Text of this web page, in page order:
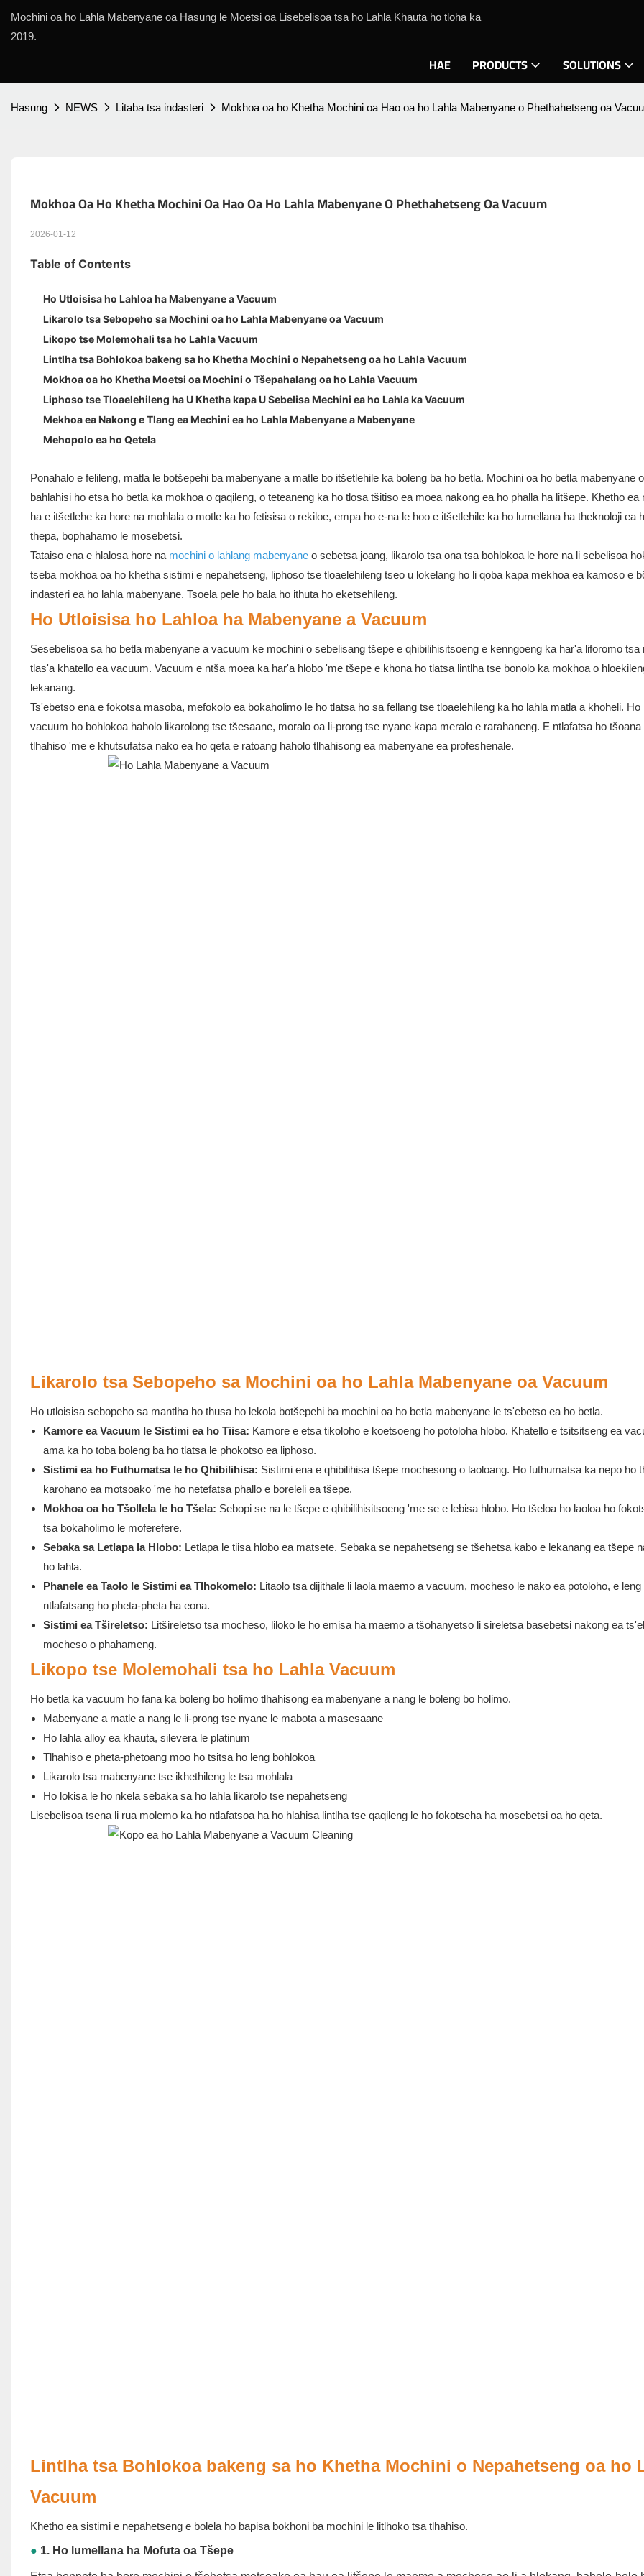
Mochini oa ho Lahla Mabenyane oa Hasung le Moetsi oa Lisebelisoa tsa ho Lahla Khauta ho tloha ka
2019.
HAE PRODUCTS SOLUTIONS
Hasung NEWS Litaba tsa indasteri Mokhoa oa ho Khetha Mochini oa Hao oa ho Lahla Mabenyane o Phethahetseng oa
Mokhoa Oa Ho Khetha Mochini Oa Hao Oa Ho Lahla Mabenyane O Phethahetseng Oa Vacuum
2026-01-12
Table of Contents
Ho Utloisisa ho Lahloa ha Mabenyane a Vacuum
Likarolo tsa Sebopeho sa Mochini oa ho Lahla Mabenyane oa Vacuum
Likopo tse Molemohali tsa ho Lahla Vacuum
Lintlha tsa Bohlokoa bakeng sa ho Khetha Mochini o Nepahetseng oa ho Lahla Vacuum
Mokhoa oa ho Khetha Moetsi oa Mochini o Tšepahalang oa ho Lahla Vacuum
Liphoso tse Tloaelehileng ha U Khetha kapa U Sebelisa Mechini ea ho Lahla ka Vacuum
Mekhoa ea Nakong e Tlang ea Mechini ea ho Lahla Mabenyane a Mabenyane
Mehopolo ea ho Qetela
Ponahalo e felileng, matla le botšepehi ba mabenyane a matle bo itšetlehile ka boleng ba ho betla. Mochini oa ho betla mabenyane
bahlahisi ho etsa ho betla ka mokhoa o qaqileng, o teteaneng ka ho tlosa tšitiso ea moea nakong ea ho phalla ha litšepe. Khetho ea
ha e itšetlehe ka hore na mohlala o motle ka ho fetisisa o rekiloe, empa ho e-na le hoo e itšetlehile ka ho lumellana ha theknoloji ea
thepa, bophahamo le mosebetsi.
Tataiso ena e hlalosa hore na mochini o lahlang mabenyaneo sebetsa joang, likarolo tsa ona tsa bohlokoa le hore na li sebelisoa
tseba mokhoa oa ho khetha sistimi e nepahetseng, liphoso tse tloaelehileng tseo u lokelang ho li qoba kapa mekhoa ea kamoso e
indasteri ea ho lahla mabenyane. Tsoela pele ho bala ho ithuta ho eketsehileng.
Ho Utloisisa ho Lahloa ha Mabenyane a Vacuum
Sesebelisoa sa ho betla mabenyane a vacuum ke mochini o sebelisang tšepe e qhibilihisitsoeng e kenngoeng ka har'a liforomo tsa
tlas'a khatello ea vacuum. Vacuum e ntša moea ka har'a hlobo 'me tšepe e khona ho tlatsa lintlha tse bonolo ka mokhoa o
lekanang.
Ts'ebetso ena e fokotsa masoba, mefokolo ea bokaholimo le ho tlatsa ho sa fellang tse tloaelehileng ka ho lahla matla a khoheli. Ho
vacuum ho bohlokoa haholo likarolong tse tšesaane, moralo oa li-prong tse nyane kapa meralo e rarahaneng. E ntlafatsa ho tšoana
tlhahiso 'me e khutsufatsa nako ea ho qeta e ratoang haholo tlhahisong ea mabenyane ea profeshenale.
Likarolo tsa Sebopeho sa Mochini oa ho Lahla Mabenyane oa Vacuum
Ho utloisisa sebopeho sa mantlha ho thusa ho lekola botšepehi ba mochini oa ho betla mabenyane le ts'ebetso ea ho betla.
Kamore ea Vacuum le Sistimi ea ho Tiisa: Kamore e etsa tikoloho e koetsoeng ho potoloha hlobo. Khatello e tsitsitseng ea
ama ka ho toba boleng ba ho tlatsa le phokotso ea liphoso.
Sistimi ea ho Futhumatsa le ho Qhibilihisa: Sistimi ena e qhibilihisa tšepe mochesong o laoloang. Ho futhumatsa ka nepo ho
karohano ea motsoako 'me ho netefatsa phallo e boreleli ea tšepe.
Mokhoa oa ho Tšollela le ho Tšela: Sebopi se na le tšepe e qhibilihisitsoeng 'me se e lebisa hlobo. Ho tšeloa ho laoloa ho
tsa bokaholimo le moferefere.
Sebaka sa Letlapa la Hlobo: Letlapa le tiisa hlobo ea matsete. Sebaka se nepahetseng se tšehetsa kabo e lekanang ea tšepe
ho lahla.
Phanele ea Taolo le Sistimi ea Tlhokomelo: Litaolo tsa dijithale li laola maemo a vacuum, mocheso le nako ea potoloho, e leng
ntlafatsang ho pheta-pheta ha eona.
Sistimi ea Tšireletso: Litšireletso tsa mocheso, liloko le ho emisa ha maemo a tšohanyetso li sireletsa basebetsi nakong ea
mocheso o phahameng.
Likopo tse Molemohali tsa ho Lahla Vacuum
Ho betla ka vacuum ho fana ka boleng bo holimo tlhahisong ea mabenyane a nang le boleng bo holimo.
Mabenyane a matle a nang le li-prong tse nyane le mabota a masesaane
Ho lahla alloy ea khauta, silevera le platinum
Tlhahiso e pheta-phetoang moo ho tsitsa ho leng bohlokoa
Likarolo tsa mabenyane tse ikhethileng le tsa mohlala
Ho lokisa le ho nkela sebaka sa ho lahla likarolo tse nepahetseng
Lisebelisoa tsena li rua molemo ka ho ntlafatsoa ha ho hlahisa lintlha tse qaqileng le ho fokotseha ha mosebetsi oa ho qeta.
Lintlha tsa Bohlokoa bakeng sa ho Khetha Mochini o Nepahetseng oa ho
Vacuum
Khetho ea sistimi e nepahetseng e bolela ho bapisa bokhoni ba mochini le litlhoko tsa tlhahiso.
● 1. Ho lumellana ha Mofuta oa Tšepe